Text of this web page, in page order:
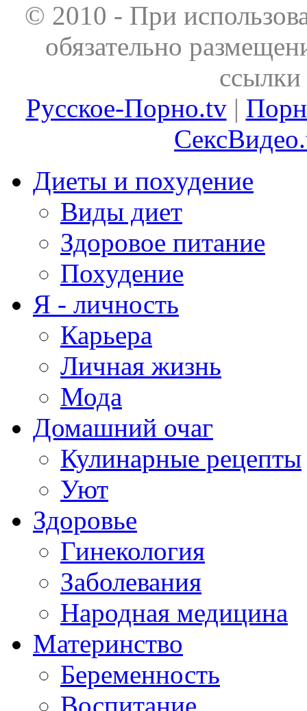
© 2010 - При
обязательно
ссылки
Русское-Порно.tv|
Диеты и похудение
Виды диет
Здоровое питание
Похудение
Я - личность
Карьера
Личная жизнь
Мода
Домашний очаг
Кулинарные рецепты
Уют
Здоровье
Гинекология
Заболевания
Народная медицина
Материнство
Беременность